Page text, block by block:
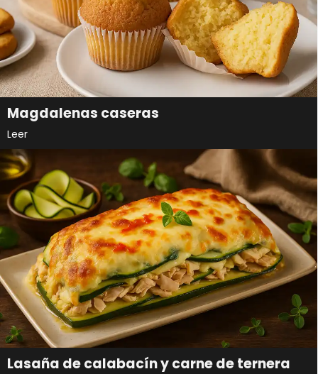
Magdalenas caseras
Leer
Lasaña de calabacín y carne de ternera